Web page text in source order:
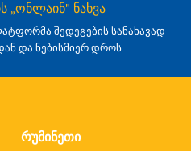
„ონლაინ" ნახვა
შედეგების სანახავად
და ნებისმიერ დროს
რუმინეთი